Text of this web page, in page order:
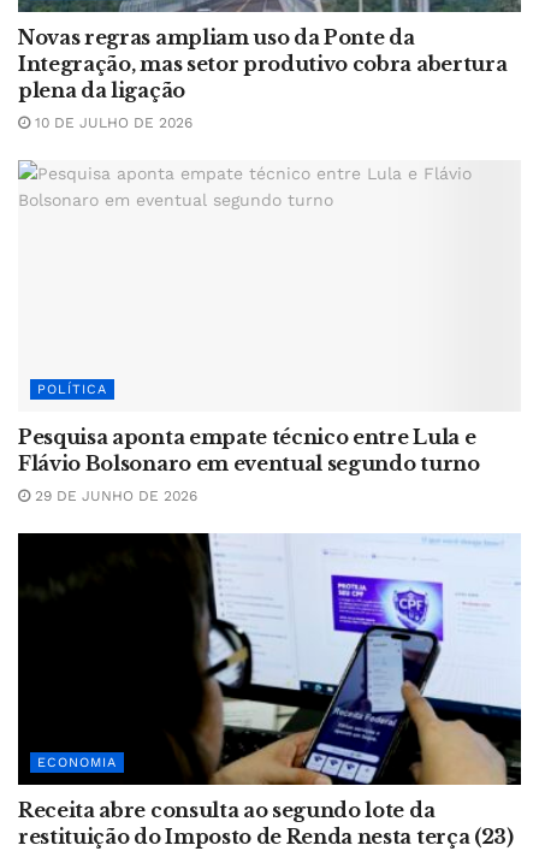
Novas regras ampliam uso da Ponte da
Integração, mas setor produtivo cobra abertura
plena da ligação
10 DE JULHO DE 2026
POLÍTICA
Pesquisa aponta empate técnico entre Lula e
Flávio Bolsonaro em eventual segundo turno
29 DE JUNHO DE 2026
ECONOMIA
Receita abre consulta ao segundo lote da
restituição do Imposto de Renda nesta terça (23)